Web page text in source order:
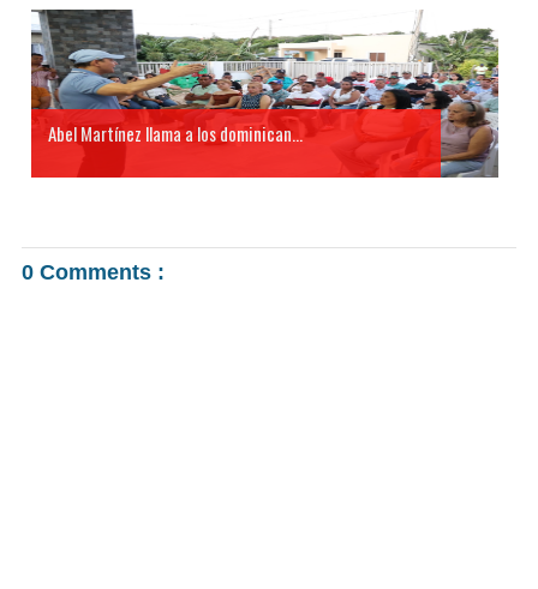
Abel Martínez llama a los dominican...
0 Comments :